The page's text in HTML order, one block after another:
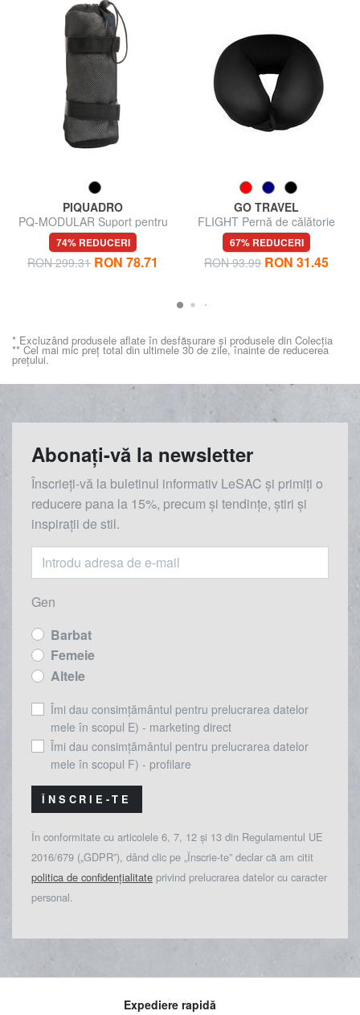
PIQUADRO
PQ-MODULAR Suport pentru
sticle de apă
74% REDUCERI
RON 299.31 RON 78.71
GO TRAVEL
FLIGHT Pernă de călătorie
67% REDUCERI
RON 93.99 RON 31.45
* Excluzând produsele aflate în desfășurare și produsele din Colecția
** Cel mai mic preț total din ultimele 30 de zile, înainte de reducerea
prețului.
Abonați-vă la newsletter
Înscrieți-vă la buletinul informativ LeSAC și primiți o
reducere pana la 15%, precum și tendințe, știri și
inspirații de stil.
Gen
Barbat
Femeie
Altele
Îmi dau consimțământul pentru prelucrarea datelor
mele în scopul E) - marketing direct
Îmi dau consimțământul pentru prelucrarea datelor
mele în scopul F) - profilare
ÎNSCRIE-TE
În conformitate cu articolele 6, 7, 12 și 13 din Regulamentul UE
2016/679 („GDPR”), dând clic pe „Înscrie-te” declar că am citit
politica de confidențialitate privind prelucrarea datelor cu caracter
personal.
Expediere rapidă